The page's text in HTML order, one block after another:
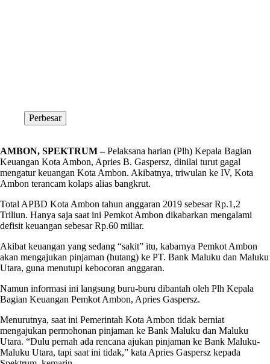
Perbesar
AMBON, SPEKTRUM –Pelaksana harian (Plh) Kepala Bagian
Keuangan Kota Ambon, Apries B. Gaspersz, dinilai turut gagal
mengatur keuangan Kota Ambon. Akibatnya, triwulan ke IV, Kota
Ambon terancam kolaps alias bangkrut.
Total APBD Kota Ambon tahun anggaran 2019 sebesar Rp.1,2
Triliun. Hanya saja saat ini Pemkot Ambon dikabarkan mengalami
defisit keuangan sebesar Rp.60 miliar.
Akibat keuangan yang sedang “sakit” itu, kabarnya Pemkot Ambon
akan mengajukan pinjaman (hutang) ke PT. Bank Maluku dan Maluku
Utara, guna menutupi kebocoran anggaran.
Namun informasi ini langsung buru-buru dibantah oleh Plh Kepala
Bagian Keuangan Pemkot Ambon, Apries Gaspersz.
Menurutnya, saat ini Pemerintah Kota Ambon tidak berniat
mengajukan permohonan pinjaman ke Bank Maluku dan Maluku
Utara. “Dulu pernah ada rencana ajukan pinjaman ke Bank Maluku-
Maluku Utara, tapi saat ini tidak,” kata Apries Gaspersz kepada